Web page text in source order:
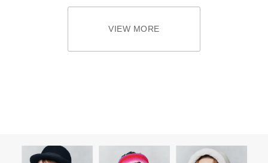
VIEW MORE